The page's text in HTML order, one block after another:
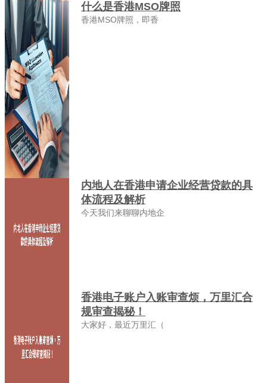
什么是香港MSO牌照
香港MSO牌照，即香
内地人在香港申请企业经营贷款的具
体流程及解析
今天我们来聊聊内地企
香港电子账户入账审查烦，万里汇合
规审查揭秘！
大家好，最近万里汇（